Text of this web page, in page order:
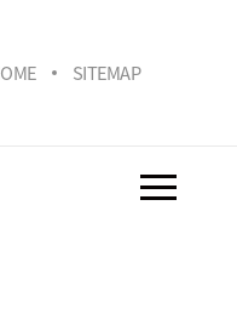
SITEMAP